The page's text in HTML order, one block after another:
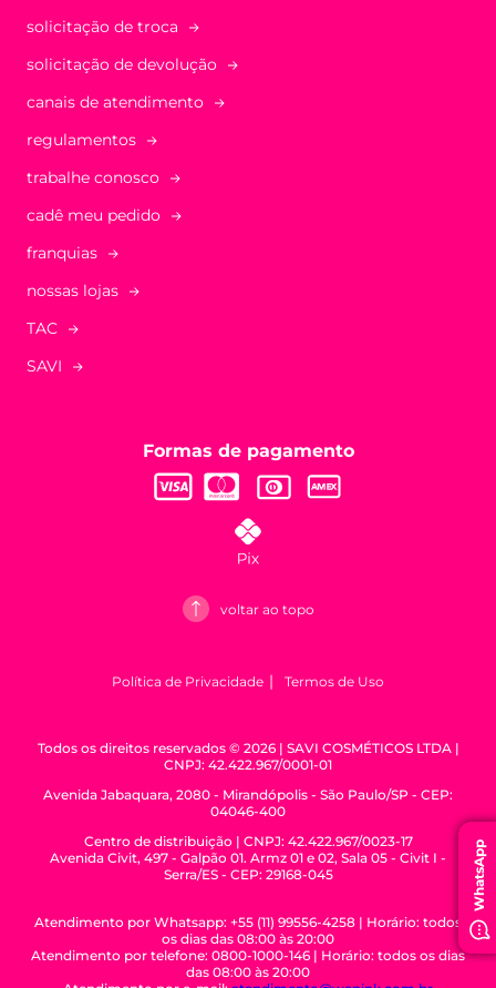
solicitação de troca
solicitação de devolução
canais de atendimento
regulamentos
trabalhe conosco
cadê meu pedido
franquias
nossas lojas
TAC
SAVI
Formas de pagamento
voltar ao topo
Política de Privacidade Termos de Uso
Todos os direitos reservados © 2026 | SAVI COSMÉTICOS LTDA |
CNPJ: 42.422.967/0001-01
Avenida Jabaquara, 2080 - Mirandópolis - São Paulo/SP - CEP:
04046-400
Centro de distribuição | CNPJ: 42.422.967/0023-17
Avenida Civit, 497 - Galpão 01. Armz 01 e 02, Sala 05 - Civit I -
Serra/ES - CEP: 29168-045
Atendimento por Whatsapp: +55 (11) 99556-4258 | Horário: todos
os dias das 08:00 às 20:00
Atendimento por telefone: 0800-1000-146 | Horário: todos os dias
das 08:00 às 20:00
WhatsApp